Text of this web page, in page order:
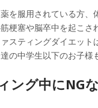
を服用されている方、
梗塞や脳卒中を起こ
スティングダイエット
の中学生以下のお子様
ング中にNG